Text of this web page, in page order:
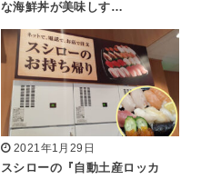
な海鮮丼が美味しす…
2021年1月29日
スシローの『自動土産ロッカ